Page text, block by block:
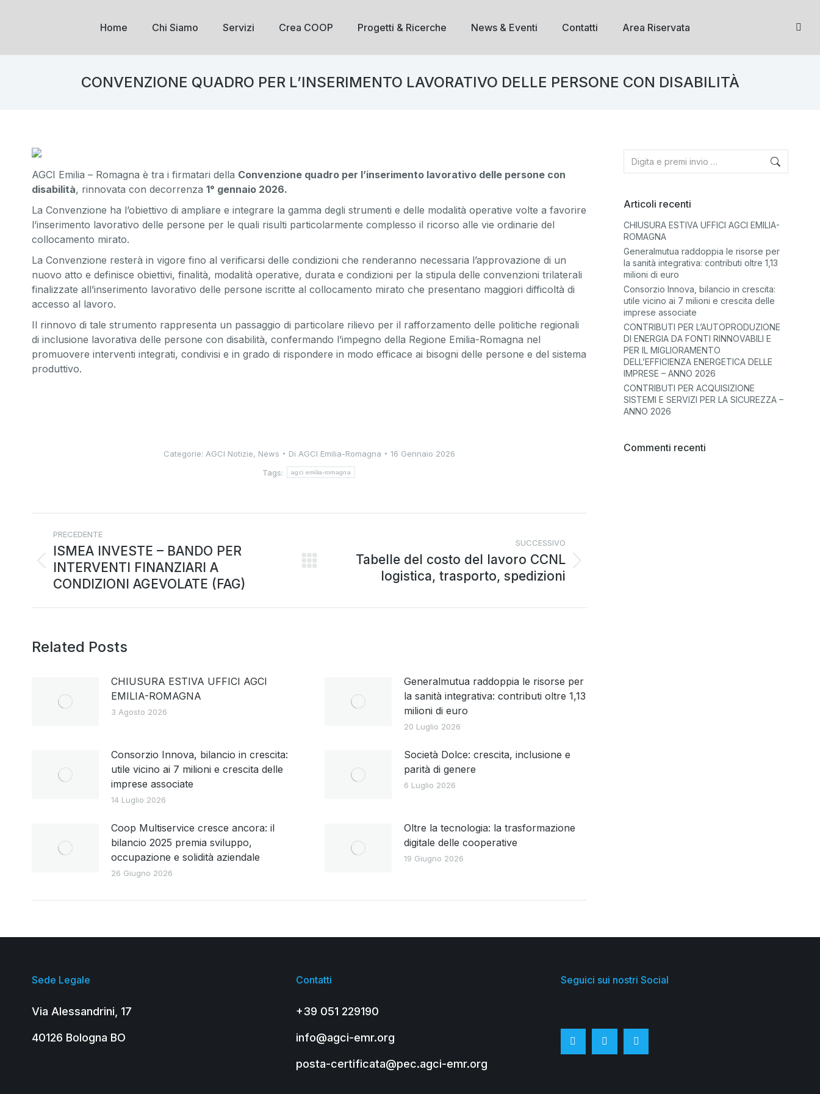
Home Chi Siamo Servizi Crea COOP Progetti & Ricerche News & Eventi Contatti Area Riservata
CONVENZIONE QUADRO PER L’INSERIMENTO LAVORATIVO DELLE PERSONE CON DISABILITÀ
AGCI Emilia – Romagna è tra i firmatari della Convenzione quadro per l’inserimento lavorativo delle persone con
disabilità, rinnovata con decorrenza 1° gennaio 2026.
La Convenzione ha l’obiettivo di ampliare e integrare la gamma degli strumenti e delle modalità operative volte a favorire
l’inserimento lavorativo delle persone per le quali risulti particolarmente complesso il ricorso alle vie ordinarie del
collocamento mirato.
La Convenzione resterà in vigore fino al verificarsi delle condizioni che renderanno necessaria l’approvazione di un
nuovo atto e definisce obiettivi, finalità, modalità operative, durata e condizioni per la stipula delle convenzioni trilaterali
finalizzate all’inserimento lavorativo delle persone iscritte al collocamento mirato che presentano maggiori difficoltà di
accesso al lavoro.
Il rinnovo di tale strumento rappresenta un passaggio di particolare rilievo per il rafforzamento delle politiche regionali
di inclusione lavorativa delle persone con disabilità, confermando l’impegno della Regione Emilia-Romagna nel
promuovere interventi integrati, condivisi e in grado di rispondere in modo efficace ai bisogni delle persone e del sistema
produttivo.
Categorie: AGCI Notizie, News Di AGCI Emilia-Romagna
16 Gennaio 2026
Tags:
agci emilia-romagna
PRECEDENTE
ISMEA INVESTE – BANDO PER
INTERVENTI FINANZIARI A
CONDIZIONI AGEVOLATE (FAG)
SUCCESSIVO
Tabelle del costo del lavoro CCNL
logistica, trasporto, spedizioni
Related Posts
CHIUSURA ESTIVA UFFICI AGCI
EMILIA-ROMAGNA
3 Agosto 2026
Generalmutua raddoppia le risorse per
la sanità integrativa: contributi oltre 1,13
milioni di euro
20 Luglio 2026
Consorzio Innova, bilancio in crescita:
utile vicino ai 7 milioni e crescita delle
imprese associate
14 Luglio 2026
Società Dolce: crescita, inclusione e
parità di genere
6 Luglio 2026
Coop Multiservice cresce ancora: il
bilancio 2025 premia sviluppo,
occupazione e solidità aziendale
26 Giugno 2026
Oltre la tecnologia: la trasformazione
digitale delle cooperative
19 Giugno 2026
Articoli recenti
CHIUSURA ESTIVA UFFICI AGCI EMILIA-
ROMAGNA
Generalmutua raddoppia le risorse per
la sanità integrativa: contributi oltre 1,13
milioni di euro
Consorzio Innova, bilancio in crescita:
utile vicino ai 7 milioni e crescita delle
imprese associate
CONTRIBUTI PER L’AUTOPRODUZIONE
DI ENERGIA DA FONTI RINNOVABILI E
PER IL MIGLIORAMENTO
DELL’EFFICIENZA ENERGETICA DELLE
IMPRESE – ANNO 2026
CONTRIBUTI PER ACQUISIZIONE
SISTEMI E SERVIZI PER LA SICUREZZA –
ANNO 2026
Commenti recenti
Sede Legale
Via Alessandrini, 17
40126 Bologna BO
Contatti
+39 051 229190
info@agci-emr.org
posta-certificata@pec.agci-emr.org
Seguici sui nostri Social